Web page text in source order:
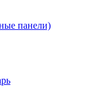
панели)